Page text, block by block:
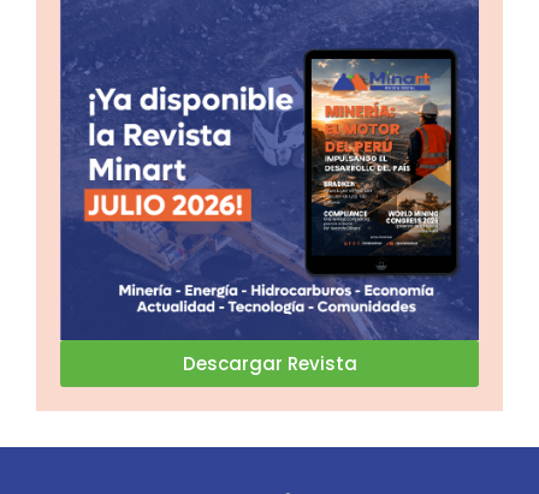
Descargar Revista